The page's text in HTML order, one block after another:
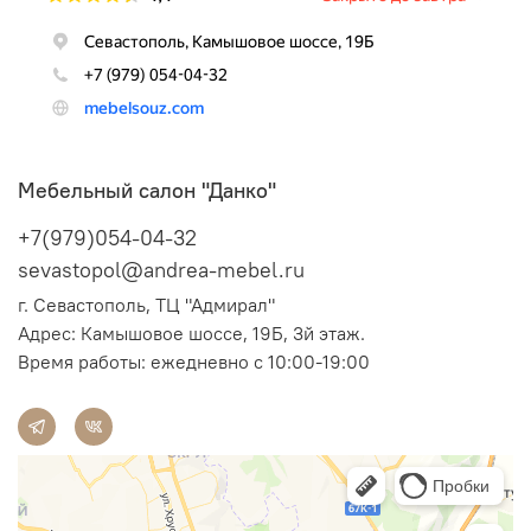
Мебельный салон "Данко"
+7(979)054-04-32
sevastopol@andrea-mebel.ru
г. Севастополь, ТЦ "Адмирал"
Адрес: Камышовое шоссе, 19Б, 3й этаж.
Время работы: ежедневно с 10:00-19:00